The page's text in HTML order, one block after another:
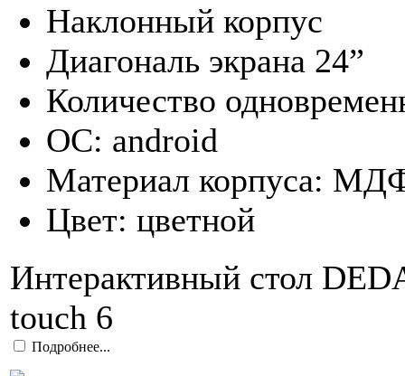
Наклонный корпус
Диагональ экрана 24”
Количество
ОС: android
Материал корпуса:
Цвет: цветной
Интерактивный стол
touch 6
Подробнее...